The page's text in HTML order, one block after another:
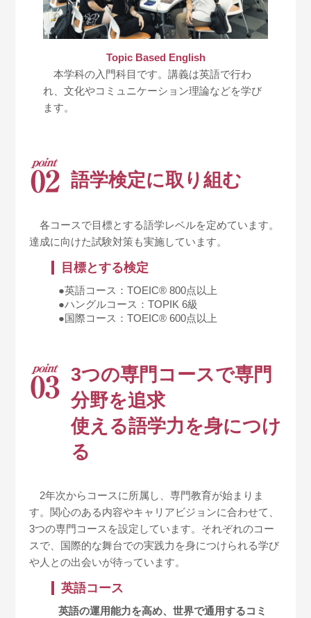
Topic Based English
本学科の入門科目です。講義は英語で行わ
れ、文化やコミュニケーション理論などを学び
ます。
語学検定に取り組む
各コースで目標とする語学レベルを定めています。
達成に向けた試験対策も実施しています。
目標とする検定
●英語コース：TOEIC® 800点以上
●ハングルコース：TOPIK 6級
●国際コース：TOEIC® 600点以上
3つの専門コースで専門
分野を追求
使える語学力を身につけ
る
2年次からコースに所属し、専門教育が始まりま
す。関心のある内容やキャリアビジョンに合わせて、
3つの専門コースを設定しています。それぞれのコー
スで、国際的な舞台での実践力を身につけられる学び
や人との出会いが待っています。
英語コース
英語の運用能力を高め、世界で通用するコミ